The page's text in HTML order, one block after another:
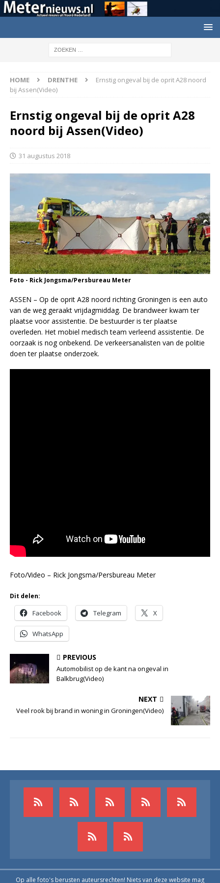
HOME DRENTHE
Ernstig ongeval bij de oprit A28 noord
bij Assen(Video)
Ernstig ongeval bij de oprit A28
noord bij Assen(Video)
31 augustus 2018
Foto - Rick Jongsma/Persbureau Meter
ASSEN – Op de oprit A28 noord richting Groningen is een auto
van de weg geraakt vrijdagmiddag. De brandweer kwam ter
plaatse voor assistentie. De bestuurder is ter plaatse
overleden. Het mobiel medisch team verleend assistentie. De
oorzaak is nog onbekend. De verkeersanalisten van de politie
doen ter plaatse onderzoek.
Foto/Video – Rick Jongsma/Persbureau Meter
Dit delen:
Facebook Telegram X
WhatsApp
PREVIOUS
Automobilist op de kant na ongeval in
Balkbrug(Video)
NEXT
Veel rook bij brand in woning in Groningen(Video)
Op alle foto's berusten auteursrechten! Niets van deze website mag